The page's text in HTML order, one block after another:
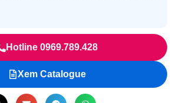
Hotline 0969.789.428
Xem Catalogue